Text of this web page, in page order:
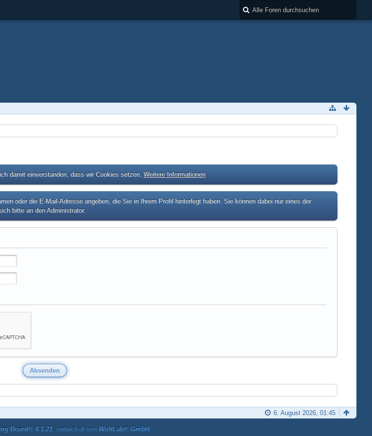
damit einverstanden, dass wir Cookies setzen. Weitere Informationen
oder die E-Mail-Adresse angeben, die Sie in Ihrem Profil hinterlegt haben. Sie können dabei nur eines der
bitte an den Administrator.
6. August 2026, 01:45
Board® 4.1.21, entwickelt von WoltLab® GmbH